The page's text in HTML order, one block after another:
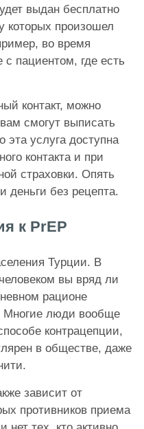
выдан бесплатно
которых произошел
во время
пациентом, где есть
контакт, можно
смогут выписать
эта услуга доступна
контакта и при
страховки. Опять
деньги без рецепта.
к PrEP
Турции. В
вы вряд ли
рационе
Многие люди вообще
контрацепции,
в обществе, даже
зависит от
противников приема